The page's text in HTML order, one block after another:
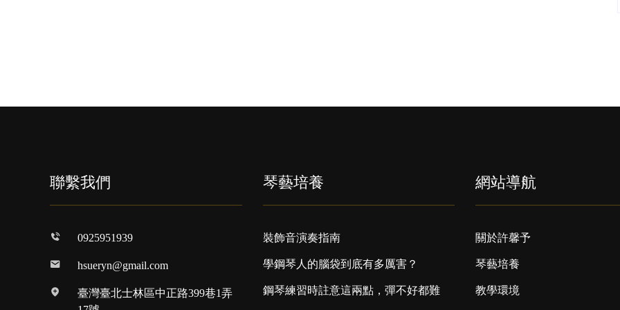
聯繫我們
0925951939
hsueryn@gmail.com
臺灣臺北士林區中正路399巷1弄
琴藝培養
裝飾音演奏指南
學鋼琴人的腦袋到底有多厲害？
鋼琴練習時註意這兩點，彈不好都難
網站導航
關於許馨予
琴藝培養
教學環境